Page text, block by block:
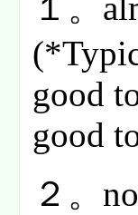
１。
good
good
２。